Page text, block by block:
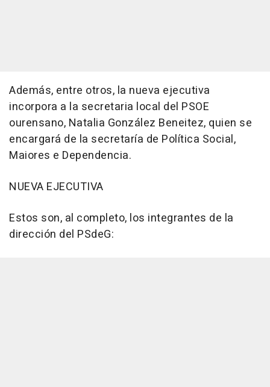
Además, entre otros, la nueva ejecutiva
incorpora a la secretaria local del PSOE
ourensano, Natalia González Beneitez, quien se
encargará de la secretaría de Política Social,
Maiores e Dependencia.
NUEVA EJECUTIVA
Estos son, al completo, los integrantes de la
dirección del PSdeG: